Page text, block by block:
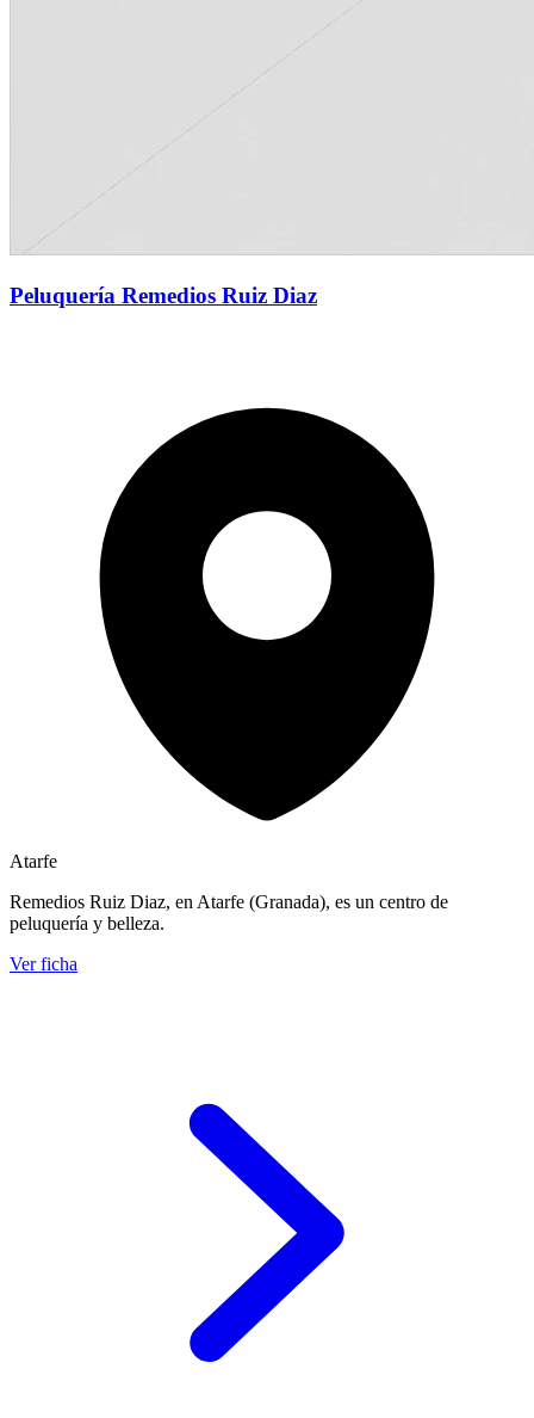
Peluquería Remedios Ruiz Diaz
Atarfe
Remedios Ruiz Diaz, en Atarfe (Granada), es un centro de
peluquería y belleza.
Ver ficha